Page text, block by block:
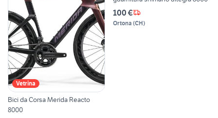
Vetrina
Bici da Corsa Merida Reacto
8000
100 €
Ortona (CH)